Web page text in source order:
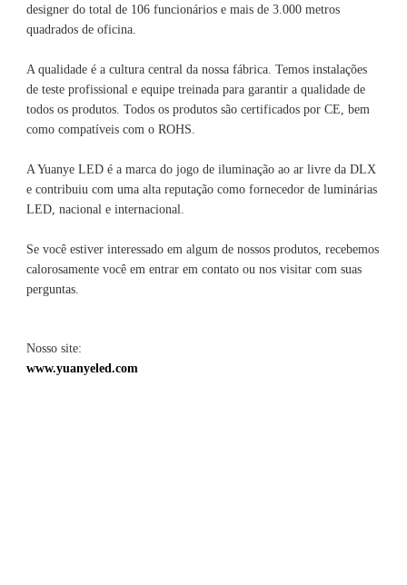
designer do total de 106 funcionários e mais de 3.000 metros
A qualidade é a cultura central da nossa fábrica. Temos instalações
de teste profissional e equipe treinada para garantir a qualidade de
todos os produtos. Todos os produtos são certificados por CE, bem
A Yuanye LED é a marca do jogo de iluminação ao ar livre da DLX
e contribuiu com uma alta reputação como fornecedor de luminárias
Se você estiver interessado em algum de nossos produtos, recebemos
calorosamente você em entrar em contato ou nos visitar com suas
Nosso site: